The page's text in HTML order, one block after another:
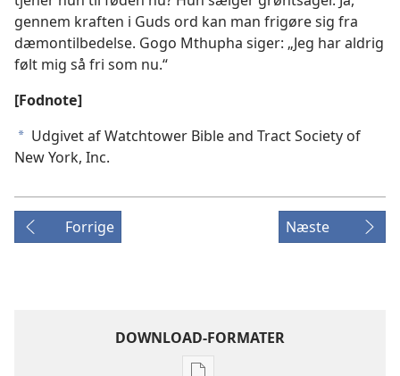
gennem kraften i Guds ord kan man frigøre sig fra
dæmontilbedelse. Gogo Mthupha siger: „Jeg har aldrig
følt mig så fri som nu.“
[Fodnote]
a Udgivet af Watchtower Bible and Tract Society of
New York, Inc.
Forrige Næste
DOWNLOAD-FORMATER